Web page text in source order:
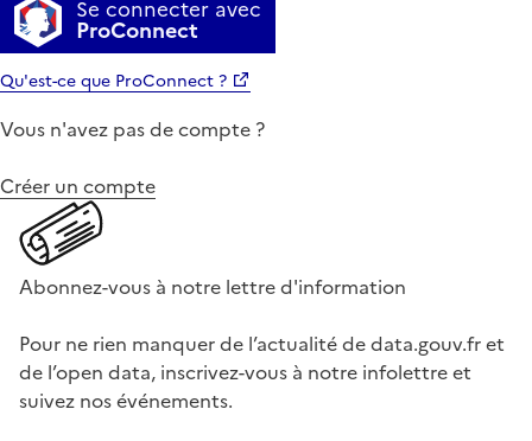
Se connecter avec
ProConnect
Qu'est-ce que ProConnect ?
Vous n'avez pas de compte ?
Créer un compte
Abonnez-vous à notre lettre d'information
Pour ne rien manquer de l’actualité de data.gouv.fr et
de l’open data, inscrivez-vous à notre infolettre et
suivez nos événements.